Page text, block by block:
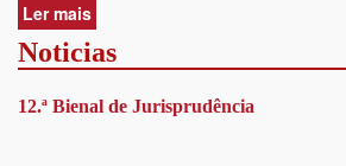
Ler mais
de
CURSO
DE
Noticias
12.ª Bienal de Jurisprudência